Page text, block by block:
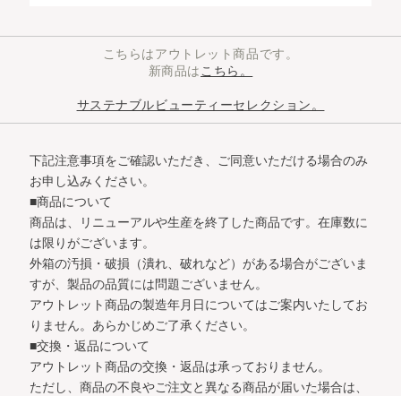
こちらはアウトレット商品です。
新商品は こちら。
サステナブルビューティーセレクション。
下記注意事項をご確認いただき、ご同意いただける場合のみ
お申し込みください。
■商品について
商品は、リニューアルや生産を終了した商品です。在庫数に
は限りがございます。
外箱の汚損・破損（潰れ、破れなど）がある場合がございま
すが、製品の品質には問題ございません。
アウトレット商品の製造年月日についてはご案内いたしてお
りません。あらかじめご了承ください。
■交換・返品について
アウトレット商品の交換・返品は承っておりません。
ただし、商品の不良やご注文と異なる商品が届いた場合は、